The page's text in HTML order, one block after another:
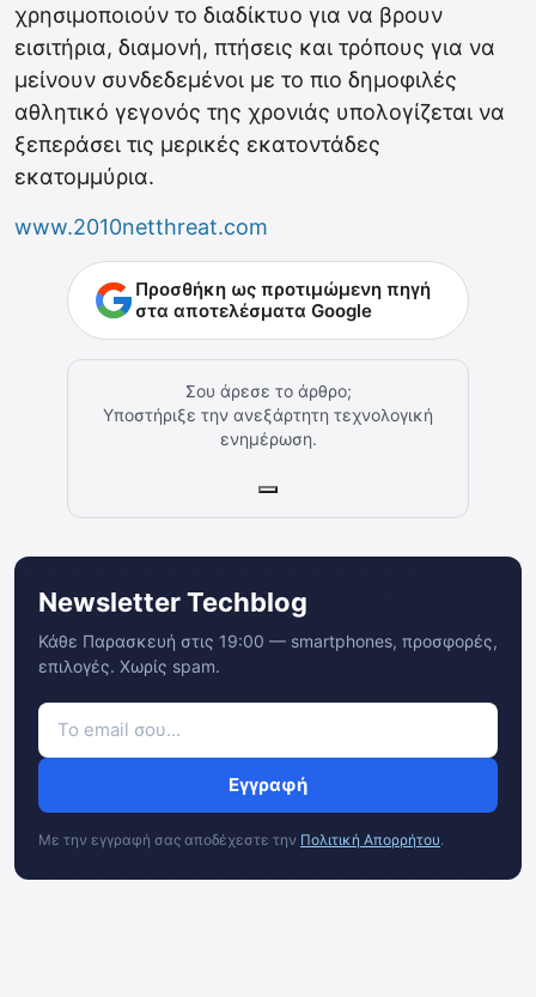
χρησιμοποιούν το διαδίκτυο για να βρουν
εισιτήρια, διαμονή, πτήσεις και τρόπους για να
μείνουν συνδεδεμένοι με το πιο δημοφιλές
αθλητικό γεγονός της χρονιάς υπολογίζεται να
ξεπεράσει τις μερικές εκατοντάδες
εκατομμύρια.
www.2010netthreat.com
Προσθήκη ως προτιμώμενη πηγή
στα αποτελέσματα Google
Σου άρεσε το άρθρο;
Υποστήριξε την ανεξάρτητη τεχνολογική
ενημέρωση.
Newsletter Techblog
Κάθε Παρασκευή στις 19:00 — smartphones, προσφορές,
επιλογές. Χωρίς spam.
Εγγραφή
Με την εγγραφή σας αποδέχεστε την Πολιτική Απορρήτου.